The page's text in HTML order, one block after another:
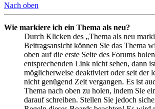
Nach oben
Wie markiere ich ein Thema als neu?
Durch Klicken des „Thema als neu
Beitragsansicht können Sie das Thema
oben auf die erste Seite des Forums
entsprechenden Link nicht sehen, dann
möglicherweise deaktiviert oder seit der
nicht genügend Zeit vergangen. Es ist
Thema nach oben zu holen, indem Sie
darauf schreiben. Stellen Sie jedoch